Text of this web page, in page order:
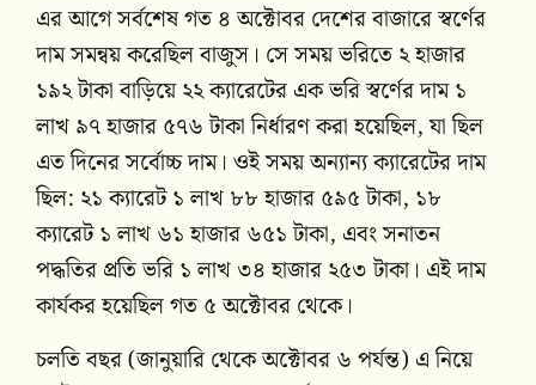
এর আগে সর্বশেষ গত ৪ অক্টোবর দেশের বাজারে স্বর্ণের
দাম সমন্বয় করেছিল বাজুস। সে সময় ভরিতে ২ হাজার
১৯২ টাকা বাড়িয়ে ২২ ক্যারেটের এক ভরি স্বর্ণের দাম ১
লাখ ৯৭ হাজার ৫৭৬ টাকা নির্ধারণ করা হয়েছিল, যা ছিল
এত দিনের সর্বোচ্চ দাম। ওই সময় অন্যান্য ক্যারেটের দাম
ছিল: ২১ ক্যারেট ১ লাখ ৮৮ হাজার ৫৯৫ টাকা, ১৮
ক্যারেট ১ লাখ ৬১ হাজার ৬৫১ টাকা, এবং সনাতন
পদ্ধতির প্রতি ভরি ১ লাখ ৩৪ হাজার ২৫৩ টাকা। এই দাম
কার্যকর হয়েছিল গত ৫ অক্টোবর থেকে।
চলতি বছর (জানুয়ারি থেকে অক্টোবর ৬ পর্যন্ত) এ নিয়ে